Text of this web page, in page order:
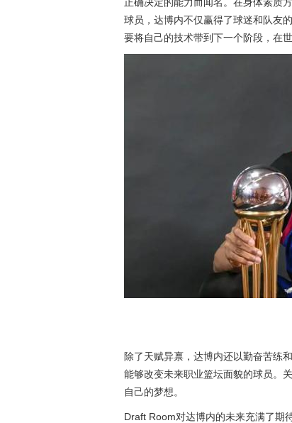
球员，达博内不仅赢得了球迷和队友
要将自己的技术带到下一个阶段，在
除了天赋异禀，达博内还以勤奋苦练
能够改变未来职业篮坛面貌的球员。
自己的梦想。
Draft Room对达博内的未来充满了期